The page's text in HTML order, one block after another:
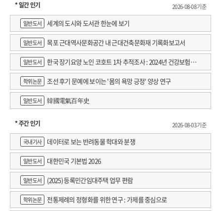
* 일간 인기
2026-08-08 기준
일반도서
세계의 도시와 도서관 한눈에 보기
일반도서 목포 근대역사문화공간 내 근대건축문화재 기록화보고서
일반도서
한국 장기요양 노인 코호트 1차 추적조사 : 2024년 건강보험연
구원 정규연구보고서
학위논문 조선 후기 문예에 보이는 '몸의 욕망 긍정' 양상 연구
일반도서 韓國電氣百年史
* 주간 인기
2026-08-03 기준
국내기사
데이터로 보는 반려동물 학대와 분쟁
일반도서 대한민국 기본법 2026
일반도서 (2025) 등록민간임대주택 업무 편람
학위논문 전통제례의 정형화를 위한 연구 : 가제를 중심으로